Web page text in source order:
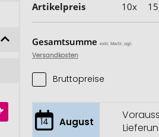
Artikelpreis 10x
Gesamtsumme exkl. MwSt. zzgl.
Versandkosten
Bruttopreise
14 August